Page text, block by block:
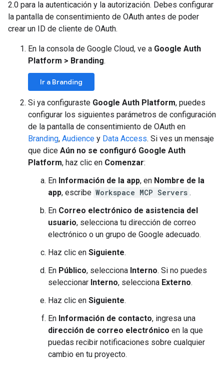
2.0 para la autenticación y la autorización. Debes configurar
la pantalla de consentimiento de OAuth antes de poder
crear un ID de cliente de OAuth.
En la consola de Google Cloud, ve a Google Auth
Platform > Branding.
Ir a Branding
Si ya configuraste Google Auth Platform, puedes
configurar los siguientes parámetros de configuración
de la pantalla de consentimiento de OAuth en
Branding, Audience y Data Access. Si ves un mensaje
que dice Aún no se configuró Google Auth
Platform, haz clic en Comenzar:
En Información de la app, en Nombre de la
app, escribe Workspace MCP Servers .
En Correo electrónico de asistencia del
usuario, selecciona tu dirección de correo
electrónico o un grupo de Google adecuado.
Haz clic en Siguiente.
En Público, selecciona Interno. Si no puedes
seleccionar Interno, selecciona Externo.
Haz clic en Siguiente.
En Información de contacto, ingresa una
dirección de correo electrónico en la que
puedas recibir notificaciones sobre cualquier
cambio en tu proyecto.